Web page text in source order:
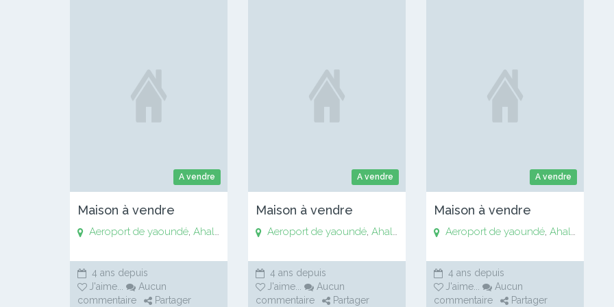
A vendre
Maison à vendre
Aeroport de yaoundé,Ahala Anguissa,Awaé,Bankomo,Biyem assi Centre ville de Soa,Chapelle Essos,
4 ans depuis
J'aime ...
Aucun
commentaire
Partager
A vendre
Maison à vendre
Aeroport de yaoundé,Ahala Anguissa,Awaé,Bankomo,Biyem assi
4 ans depuis
J'aime ...
Aucun
commentaire
Partager
A vendre
Maison à vendre
Aeroport de yaoundé,Ahala
4 ans depuis
J'aime ...
Aucun
commentaire
Partager